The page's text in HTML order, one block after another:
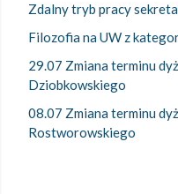
Zdalny tryb pracy
Filozofia na UW z
29.07 Zmiana terminu
Dziobkowskiego
08.07 Zmiana terminu
Rostworowskiego